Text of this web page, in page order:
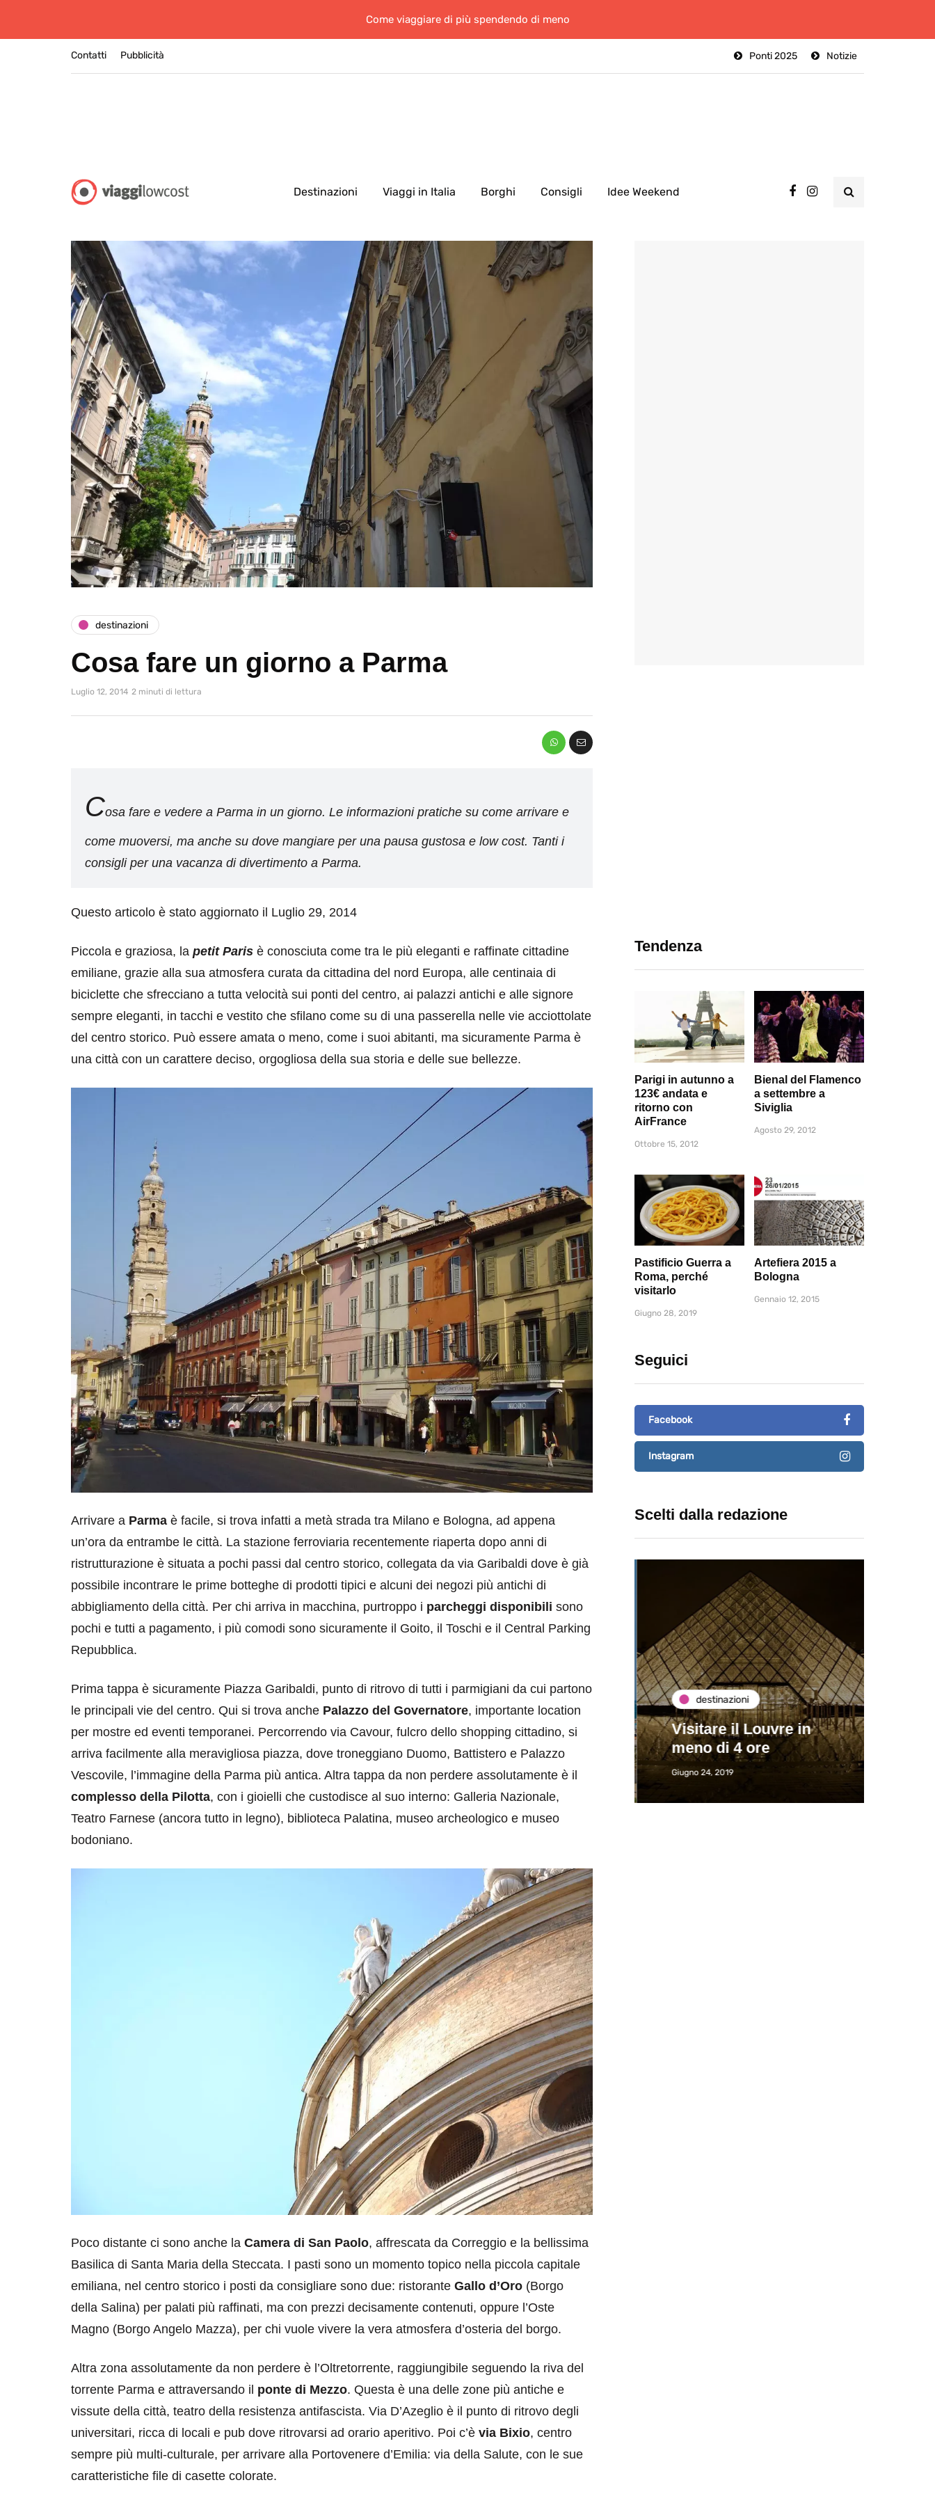
Come viaggiare di più spendendo di meno
Contatti Notizie
Ponti 2025
Pubblicità
Destinazioni Viaggi in Italia Borghi Consigli Idee Weekend
destinazioni
Cosa fare un giorno a Parma
Luglio 12, 2014 2 minuti di lettura
Cosa fare e vedere a Parma in un giorno. Le informazioni pratiche su come arrivare e
come muoversi, ma anche su dove mangiare per una pausa gustosa e low cost. Tanti i
consigli per una vacanza di divertimento a Parma.
Questo articolo è stato aggiornato il Luglio 29, 2014
Piccola e graziosa, la petit Paris è conosciuta come tra le più eleganti e raffinate cittadine
emiliane, grazie alla sua atmosfera curata da cittadina del nord Europa, alle centinaia di
biciclette che sfrecciano a tutta velocità sui ponti del centro, ai palazzi antichi e alle signore
sempre eleganti, in tacchi e vestito che sfilano come su di una passerella nelle vie acciottolate
del centro storico. Può essere amata o meno, come i suoi abitanti, ma sicuramente Parma è
una città con un carattere deciso, orgogliosa della sua storia e delle sue bellezze.
Arrivare a Parma è facile, si trova infatti a metà strada tra Milano e Bologna, ad appena
un’ora da entrambe le città. La stazione ferroviaria recentemente riaperta dopo anni di
ristrutturazione è situata a pochi passi dal centro storico, collegata da via Garibaldi dove è già
possibile incontrare le prime botteghe di prodotti tipici e alcuni dei negozi più antichi di
abbigliamento della città. Per chi arriva in macchina, purtroppo i parcheggi disponibili sono
pochi e tutti a pagamento, i più comodi sono sicuramente il Goito, il Toschi e il Central Parking
Repubblica.
Prima tappa è sicuramente Piazza Garibaldi, punto di ritrovo di tutti i parmigiani da cui partono
le principali vie del centro. Qui si trova anche Palazzo del Governatore, importante location
per mostre ed eventi temporanei. Percorrendo via Cavour, fulcro dello shopping cittadino, si
arriva facilmente alla meravigliosa piazza, dove troneggiano Duomo, Battistero e Palazzo
Vescovile, l’immagine della Parma più antica. Altra tappa da non perdere assolutamente è il
complesso della Pilotta, con i gioielli che custodisce al suo interno: Galleria Nazionale,
Teatro Farnese (ancora tutto in legno), biblioteca Palatina, museo archeologico e museo
bodoniano.
Poco distante ci sono anche la Camera di San Paolo, affrescata da Correggio e la bellissima
Basilica di Santa Maria della Steccata. I pasti sono un momento topico nella piccola capitale
emiliana, nel centro storico i posti da consigliare sono due: ristorante Gallo d’Oro (Borgo
della Salina) per palati più raffinati, ma con prezzi decisamente contenuti, oppure l’Oste
Magno (Borgo Angelo Mazza), per chi vuole vivere la vera atmosfera d’osteria del borgo.
Altra zona assolutamente da non perdere è l’Oltretorrente, raggiungibile seguendo la riva del
torrente Parma e attraversando il ponte di Mezzo. Questa è una delle zone più antiche e
vissute della città, teatro della resistenza antifascista. Via D’Azeglio è il punto di ritrovo degli
universitari, ricca di locali e pub dove ritrovarsi ad orario aperitivo. Poi c’è via Bixio, centro
sempre più multi-culturale, per arrivare alla Portovenere d’Emilia: via della Salute, con le sue
caratteristiche file di casette colorate.
Tendenza
Parigi in autunno a
123€ andata e
ritorno con
AirFrance
Ottobre 15, 2012
Bienal del Flamenco
a settembre a
Siviglia
Agosto 29, 2012
Pastificio Guerra a
Roma, perché
visitarlo
Giugno 28, 2019
Artefiera 2015 a
Bologna
Gennaio 12, 2015
Seguici
Facebook
Instagram
Scelti dalla redazione
il Louvre in
di 4 ore
Paros e la Grecia di
Immaturi il Viaggio
Giugno 26, 2013
eventi
Eventi di aprile 2026 a
Rimini e dintorni
Marzo 31, 2026
destinazioni
Visitare il Louvre in
meno di 4 ore
Giugno 24, 2019